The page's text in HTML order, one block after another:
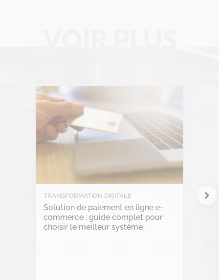
Gravity Microsoft 365
Intelligence Artificielle
Intelligence collective
Project management
RGPD
Transformation Digitale
TRANSFORMATION DIGITALE
Solution de paiement en ligne e-
commerce : guide complet pour
choisir le meilleur système